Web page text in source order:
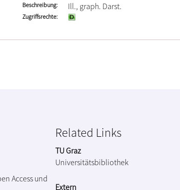
Beschreibung Ill., graph. Darst.
Zugriffsrechte
Access und
Related Links
TU Graz
Universitätsbibliothek
Extern